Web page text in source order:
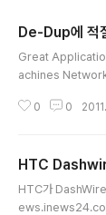
De-Dup에 적
Great
achines
cated data
dup
0 0
HTC
HTC가 DashWire